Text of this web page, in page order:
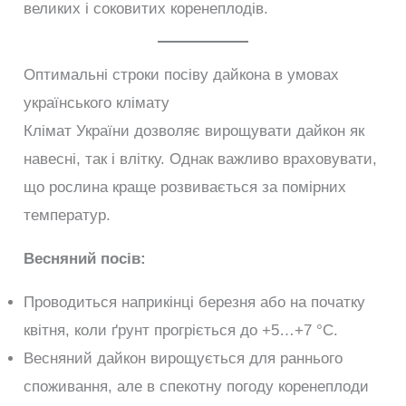
великих і соковитих коренеплодів.
Оптимальні строки посіву дайкона в умовах
українського клімату
Клімат України дозволяє вирощувати дайкон як
навесні, так і влітку. Однак важливо враховувати,
що рослина краще розвивається за помірних
температур.
Весняний посів:
Проводиться наприкінці березня або на початку
квітня, коли ґрунт прогріється до +5…+7 °C.
Весняний дайкон вирощується для раннього
споживання, але в спекотну погоду коренеплоди